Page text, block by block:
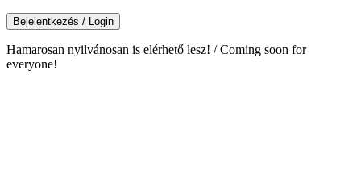
Bejelentkezés / Login
Hamarosan nyilvánosan is elérhető lesz! / Coming soon for
everyone!